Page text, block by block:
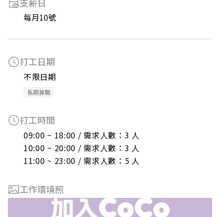
每月10號
打工日期
不限日期
長期兼職
打工時間
09:00 ~ 18:00 / 需求人數：3 人
10:00 ~ 20:00 / 需求人數：3 人
11:00 ~ 23:00 / 需求人數：5 人
工作環境照